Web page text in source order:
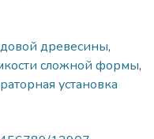
древесины,
сложной формы,
установка